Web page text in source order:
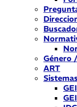
Género
ART
GEI